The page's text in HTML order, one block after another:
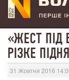
«ЖЕСТ ПІД
РІЗКЕ
31 Жовтня 2016